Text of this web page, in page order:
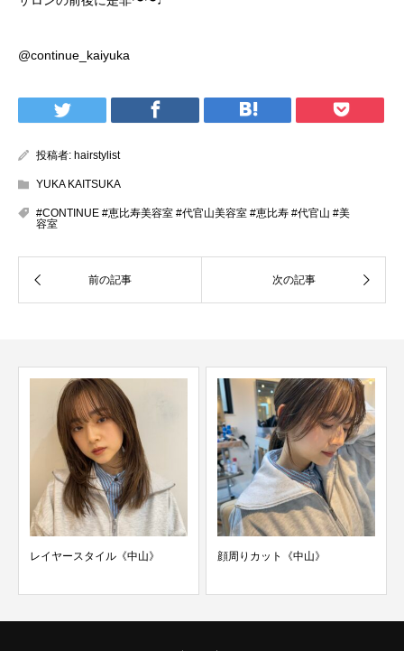
@continue_kaiyuka
投稿者: hairstylist
YUKA KAITSUKA
#CONTINUE #恵比寿美容室 #代官山美容室 #恵比寿 #代官山 #美
容室
レイヤースタイル《中山》 顔周りカット《中山》